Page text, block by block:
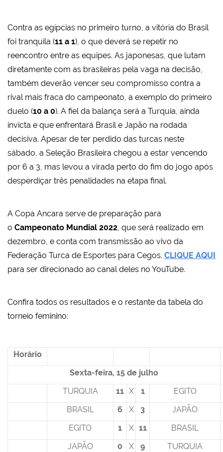
Contra as egípcias no primeiro turno, a vitória do Brasil
foi tranquila (11 a 1), o que deverá se repetir no
reencontro entre as equipes. As japonesas, que lutam
diretamente com as brasileiras pela vaga na decisão,
também deverão vencer seu compromisso contra a
rival mais fraca do campeonato, a exemplo do primeiro
duelo (10 a 0). A fiel da balança será a Turquia, ainda
invicta e que enfrentará Brasil e Japão na rodada
decisiva. Apesar de ter perdido das turcas neste
sábado, a Seleção Brasileira chegou a estar vencendo
por 6 a 3, mas levou a virada perto do fim do jogo após
desperdiçar três penalidades na etapa final.
A Copa Ancara serve de preparação para
o Campeonato Mundial 2022 , que será realizado em
dezembro, e conta com transmissão ao vivo da
Federação Turca de Esportes para Cegos. CLIQUE AQUI
para ser direcionado ao canal deles no YouTube.
Confira todos os resultados e o restante da tabela do
torneio feminino:
Horário
Sexta-feira, 15 de julho
TURQUIA
11 X 1
EGITO
BRASIL
6 X 3
JAPÃO
EGITO
1 X 11
BRASIL
JAPÃO
0 X 9
TURQUIA